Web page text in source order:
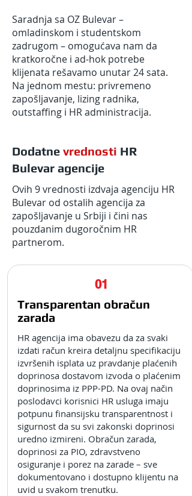
Saradnja sa OZ Bulevar –
omladinskom i studentskom
zadrugom – omogućava nam da
kratkoročne i ad-hok potrebe
klijenata rešavamo unutar 24 sata.
Na jednom mestu: privremeno
zapošljavanje, lizing radnika,
outstaffing i HR administracija.
Dodatne vrednosti HR
Bulevar agencije
Ovih 9 vrednosti izdvaja agenciju HR
Bulevar od ostalih agencija za
zapošljavanje u Srbiji i čini nas
pouzdanim dugoročnim HR
partnerom.
01
Transparentan obračun
zarada
HR agencija ima obavezu da za svaki
izdati račun kreira detaljnu specifikaciju
izvršenih isplata uz pravdanje plaćenih
doprinosa dostavom izvoda o plaćenim
doprinosima iz PPP-PD. Na ovaj način
poslodavci korisnici HR usluga imaju
potpunu finansijsku transparentnost i
sigurnost da su svi zakonski doprinosi
uredno izmireni. Obračun zarada,
doprinosi za PIO, zdravstveno
osiguranje i porez na zarade – sve
dokumentovano i dostupno klijentu na
uvid u svakom trenutku.